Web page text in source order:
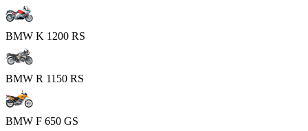
BMW K 1200 RS
BMW R 1150 RS
BMW F 650 GS